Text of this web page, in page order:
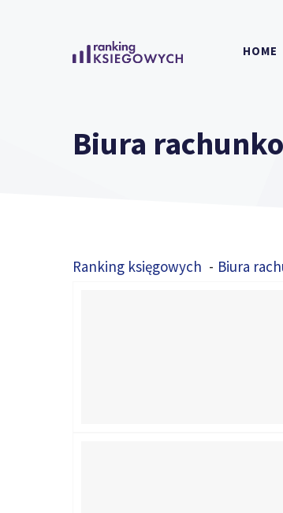
HOME
Biura
Ranking księgowych Biura